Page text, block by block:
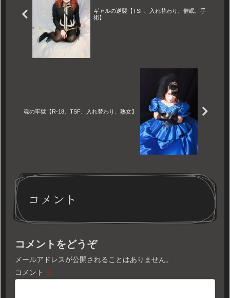
ギャルの逆襲【TSF、入れ替わり、催眠、手
術】
魂の牢獄【R-18、TSF、入れ替わり、熟女】
コメント
コメントをどうぞ
メールアドレスが公開されることはありません。
コメント ※